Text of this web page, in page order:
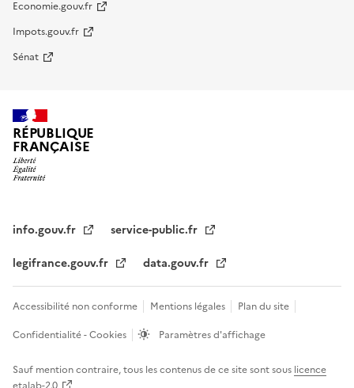
Economie.gouv.fr
Impots.gouv.fr
Sénat
RÉPUBLIQUE
FRANÇAISE
info.gouv.fr
service-public.fr
legifrance.gouv.fr
data.gouv.fr
Accessibilité non conforme Mentions légales
Plan du site
Confidentialité - Cookies
Paramètres d'affichage
Sauf mention contraire, tous les contenus de ce site sont sous licence